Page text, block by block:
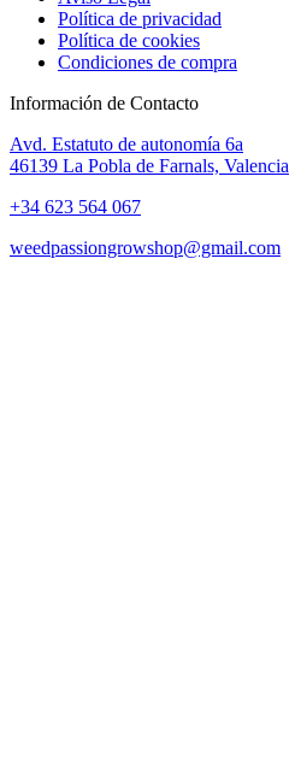
Política de privacidad
Política de cookies
Condiciones de compra
Información de Contacto
Avd. Estatuto de autonomía 6a
46139 La Pobla de Farnals, Valencia
+34 623 564 067
weedpassiongrowshop@gmail.com